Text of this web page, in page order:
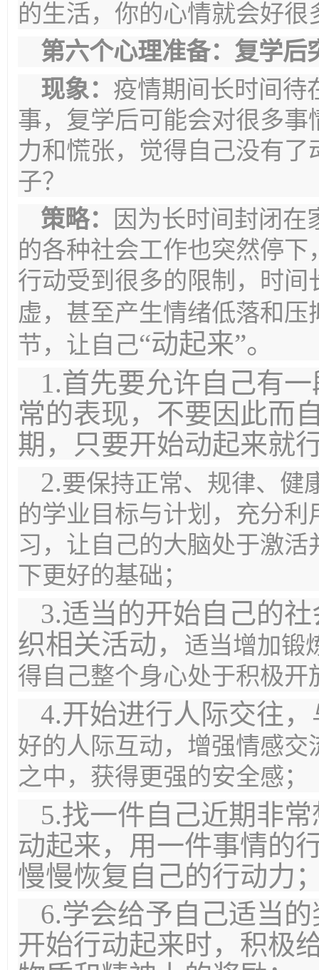
的生活， 你的心情就会好很
第六个心理准备：复学后
现象： 疫情期间长时间待
事， 复学后可能会对很多事
力和慌张， 觉得自己没有了
子？
策略：
因为长时间封闭
的各种社会工作也突然停
行动受到很多的限制，时
虚，甚至产生情绪低落和压
节，让自己“动起来”。
1.首先要允许自己有
常的表现，不要因此而
期，只要开始动起来就
2.要保持正常、规律、健
的学业目标与计划，充分
习，让自己的大脑处于激
下更好的基础 ；
3.适当的开始自己的
织相关活动，
适当增加锻
得自己整个身心处于积极开
4.开始进行人际交往，
好的人际互动，增强情感
之中，获得更强的安全感；
5.找一件自己近期非
动起来，用一件事情的
慢慢恢复自己的行动力
6.学会给予自己适当
开始行动起来时，积极